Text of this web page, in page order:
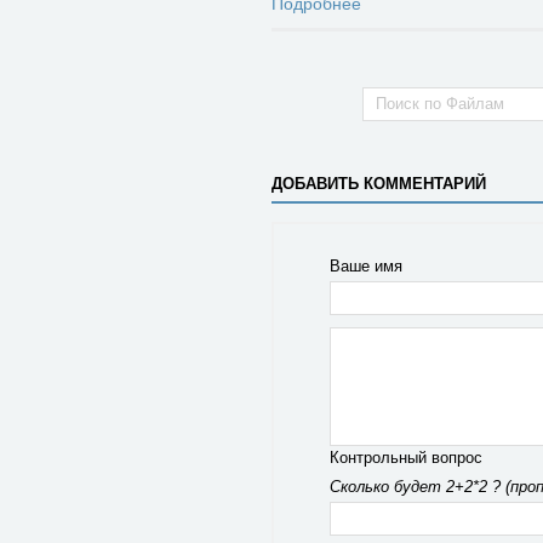
ДОБАВИТЬ КОММЕНТАРИЙ
Ваше имя
Контрольный вопрос
Сколько будет 2+2*2 ?